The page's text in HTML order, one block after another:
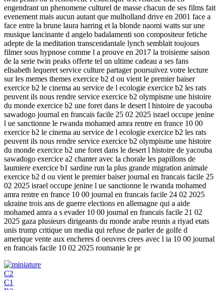
engendrant un phenomene culturel de masse chacun de ses films fait
evenement mais aucun autant que mulholland drive en 2001 face a
face entre la brune laura harring et la blonde naomi watts sur une
musique lancinante d angelo badalamenti son compositeur fetiche
adepte de la meditation transcendantale lynch semblait toujours
filmer sous hypnose comme l a prouve en 2017 la troisieme saison
de la serie twin peaks offerte tel un ultime cadeau a ses fans
elisabeth lequeret service culture partager poursuivez votre lecture
sur les memes themes exercice b2 d ou vient le premier baiser
exercice b2 le cinema au service de l ecologie exercice b2 les rats
peuvent ils nous rendre service exercice b2 olympisme une histoire
du monde exercice b2 une foret dans le desert l histoire de yacouba
sawadogo journal en francais facile 25 02 2025 israel occupe jenine
l ue sanctionne le rwanda mohamed amra rentre en france 10 00
exercice b2 le cinema au service de l ecologie exercice b2 les rats
peuvent ils nous rendre service exercice b2 olympisme une histoire
du monde exercice b2 une foret dans le desert l histoire de yacouba
sawadogo exercice a2 chanter avec la chorale les papillons de
laumiere exercice b1 sardine run la plus grande migration animale
exercice b2 d ou vient le premier baiser journal en francais facile 25
02 2025 israel occupe jenine l ue sanctionne le rwanda mohamed
amra rentre en france 10 00 journal en francais facile 24 02 2025
ukraine trois ans de guerre elections en allemagne qui a aide
mohamed amra a s evader 10 00 journal en francais facile 21 02
2025 gaza plusieurs dirigeants du monde arabe reunis a riyad etats
unis trump critique un media qui refuse de parler de golfe d
amerique vente aux encheres d oeuvres crees avec l ia 10 00 journal
en francais facile 10 02 2025 roumanie le pr
C2
C1